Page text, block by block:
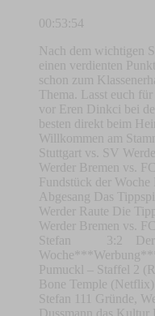
00:53:54
Nach dem wichtigen
einen verdienten
schon zum
Thema. Lasst euch
vor Eren Dinkci bei
besten direkt beim
Willkommen am
Stuttgart vs. SV
Werder Bremen vs.
Fundstück der
Abgesang Das
Werder Raute Die
Werder Bremen vs.
Stefan 3:2
Pumuckl – Staffel 2
Bone Temple
Stefan 111 Gründe,
Dussmann das